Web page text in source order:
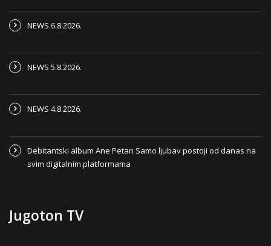
NEWS 6.8.2026.
NEWS 5.8.2026.
NEWS 4.8.2026.
Debitantski album Ane Petan Samo ljubav postoji od danas na
svim digitalnim platformama
Jugoton TV